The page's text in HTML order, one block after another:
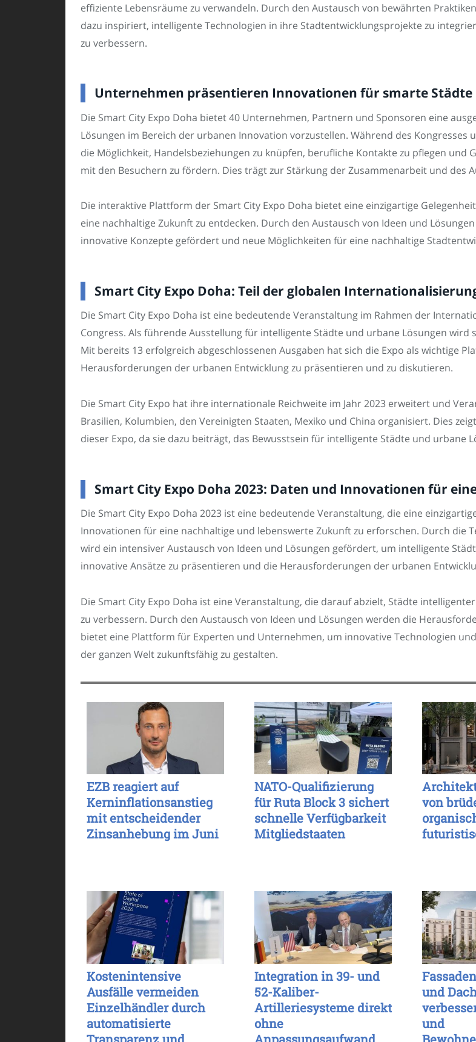
effiziente Lebensräume zu verwandeln. Durch den Austausch von bewährten
dazu inspiriert, intelligente Technologien in ihre Stadtentwicklungsprojekte zu
zu verbessern.
Unternehmen präsentieren Innovationen für smarte Städte
Die Smart City Expo Doha bietet 40 Unternehmen, Partnern und Sponsoren eine
Lösungen im Bereich der urbanen Innovation vorzustellen. Während des
die Möglichkeit, Handelsbeziehungen zu knüpfen, berufliche Kontakte zu pflegen
mit den Besuchern zu fördern. Dies trägt zur Stärkung der Zusammenarbeit und des
Die interaktive Plattform der Smart City Expo Doha bietet eine einzigartige
eine nachhaltige Zukunft zu entdecken. Durch den Austausch von Ideen und
innovative Konzepte gefördert und neue Möglichkeiten für eine nachhaltige
Smart City Expo Doha: Teil der globalen
Die Smart City Expo Doha ist eine bedeutende Veranstaltung im Rahmen der
Congress. Als führende Ausstellung für intelligente Städte und urbane Lösungen
Mit bereits 13 erfolgreich abgeschlossenen Ausgaben hat sich die Expo als wichtige
Herausforderungen der urbanen Entwicklung zu präsentieren und zu diskutieren.
Die Smart City Expo hat ihre internationale Reichweite im Jahr 2023 erweitert und
Brasilien, Kolumbien, den Vereinigten Staaten, Mexiko und China organisiert. Dies
dieser Expo, da sie dazu beiträgt, das Bewusstsein für intelligente Städte und urbane
Smart City Expo Doha 2023: Daten und Innovationen für
Die Smart City Expo Doha 2023 ist eine bedeutende Veranstaltung, die eine
Innovationen für eine nachhaltige und lebenswerte Zukunft zu erforschen. Durch die
wird ein intensiver Austausch von Ideen und Lösungen gefördert, um intelligente
innovative Ansätze zu präsentieren und die Herausforderungen der urbanen
Die Smart City Expo Doha ist eine Veranstaltung, die darauf abzielt, Städte
zu verbessern. Durch den Austausch von Ideen und Lösungen werden die
bietet eine Plattform für Experten und Unternehmen, um innovative Technologien
der ganzen Welt zukunftsfähig zu gestalten.
EZB reagiert auf
Kerninflationsanstieg
mit entscheidender
Zinsanhebung im Juni
NATO-Qualifizierung
für Ruta Block 3 sichert
schnelle Verfügbarkeit
Mitgliedstaaten
von
Kostenintensive
Ausfälle vermeiden
Einzelhändler durch
automatisierte
Integration in 39- und
52-Kaliber-
Artilleriesysteme direkt
ohne
und
und